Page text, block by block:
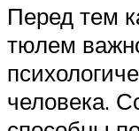
Перед тем
тюлем
человека.